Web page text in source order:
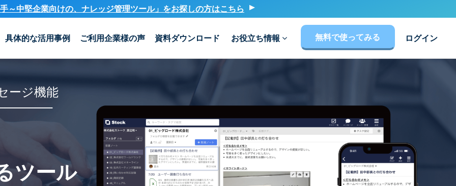
～中堅企業向けの、ナレッジ管理ツール」をお探しの方はこちら
具体的な活用事例 ご利用企業様の声 資料ダウンロード お役立ち情報 無料で使ってみる ログイン
ージ機能
ツール